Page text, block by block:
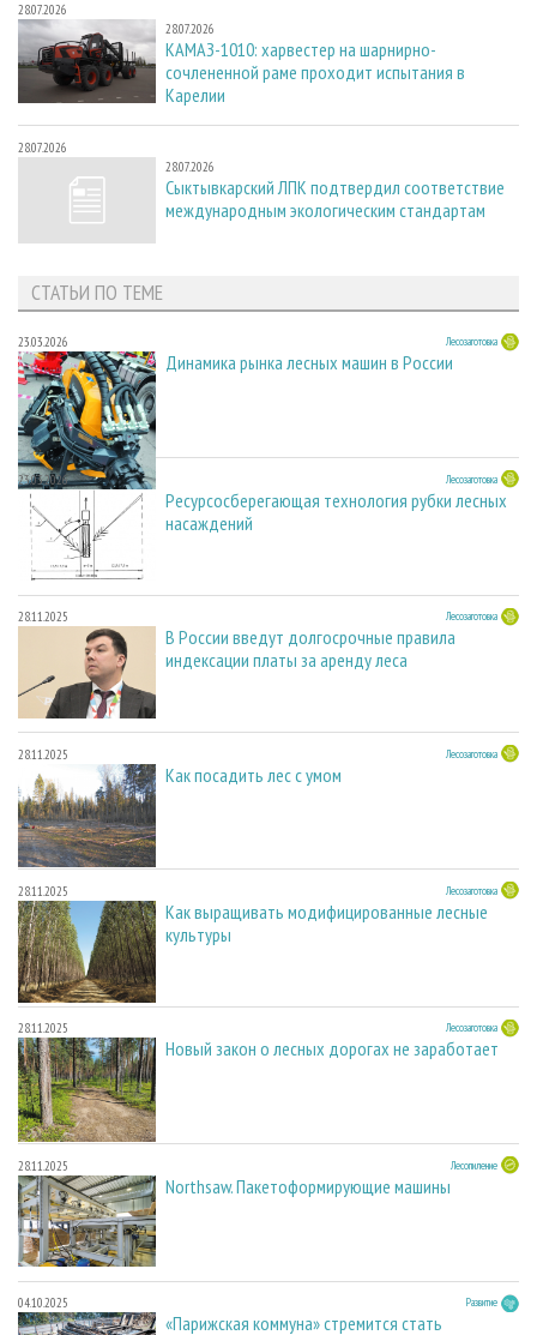
28.07.2026
28.07.2026
КАМАЗ-1010: харвестер на шарнирно-
сочлененной раме проходит испытания в
Карелии
28.07.2026
28.07.2026
Сыктывкарский ЛПК подтвердил соответствие
международным экологическим стандартам
СТАТЬИ ПО ТЕМЕ
23.03.2026 Лесозаготовка
Динамика рынка лесных машин в России
23.03.2026 Лесозаготовка
Ресурсосберегающая технология рубки лесных
насаждений
28.11.2025 Лесозаготовка
В России введут долгосрочные правила
индексации платы за аренду леса
28.11.2025 Лесозаготовка
Как посадить лес с умом
28.11.2025 Лесозаготовка
Как выращивать модифицированные лесные
культуры
28.11.2025 Лесозаготовка
Новый закон о лесных дорогах не заработает
28.11.2025 Лесопиление
Northsaw. Пакетоформирующие машины
04.10.2025 Развитие
«Парижская коммуна» стремится стать